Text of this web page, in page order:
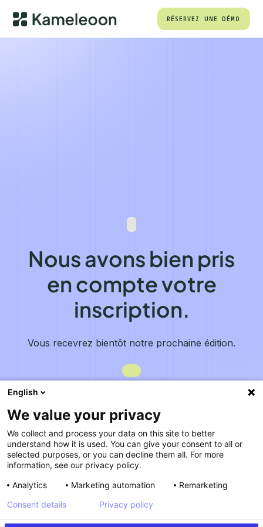
RÉSERVEZ UNE DÉMO
Nous avons bien pris
en compte votre
inscription.
Vous recevrez bientôt notre prochaine édition.
English
We value your privacy
We collect and process your data on this site to better
understand how it is used. You can give your consent to all or
selected purposes, or you can decline them all. For more
information, see our privacy policy.
Analytics
Marketing automation
Remarketing
Consent details
Privacy policy